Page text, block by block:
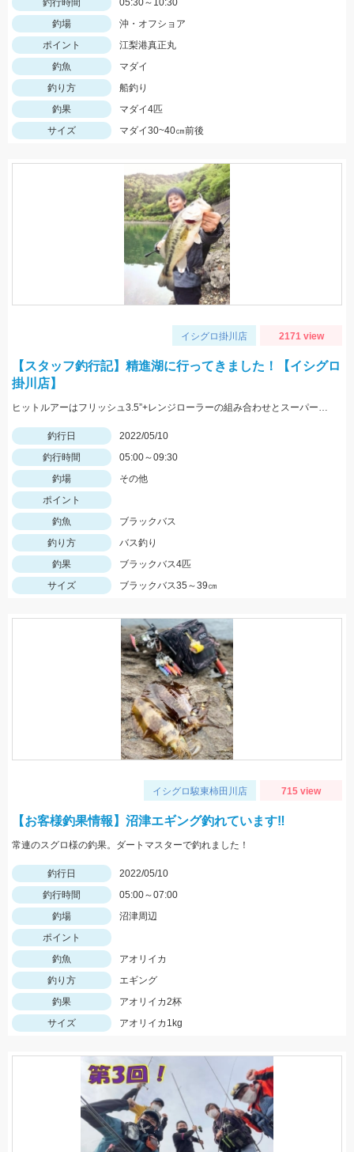
釣行時間
05:30～10:30
釣場
沖・オフショア
ポイント
江梨港真正丸
釣魚
マダイ
釣り方
船釣り
釣果
マダイ4匹
サイズ
マダイ30~40㎝前後
イシグロ掛川店 2171 view
【スタッフ釣行記】精進湖に行ってきました！【イシグロ
掛川店】
ヒットルアーはフリッシュ3.5”+レンジローラーの組み合わせとスーパースレッジでした！
釣行日
2022/05/10
釣行時間
05:00～09:30
釣場
その他
ポイント
釣魚
ブラックバス
釣り方
バス釣り
釣果
ブラックバス4匹
サイズ
ブラックバス35～39㎝
イシグロ駿東柿田川店 715 view
【お客様釣果情報】沼津エギング釣れています‼
常連のスグロ様の釣果。ダートマスターで釣れました！
釣行日
2022/05/10
釣行時間
05:00～07:00
釣場
沼津周辺
ポイント
釣魚
アオリイカ
釣り方
エギング
釣果
アオリイカ2杯
サイズ
アオリイカ1kg